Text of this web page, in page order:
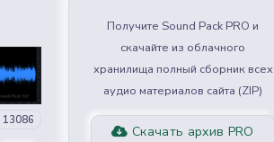
13086
Получите Sound Pack PRO и
скачайте из облачного
хранилища полный сборник всех
аудио материалов сайта (ZIP)
Скачать архив PRO